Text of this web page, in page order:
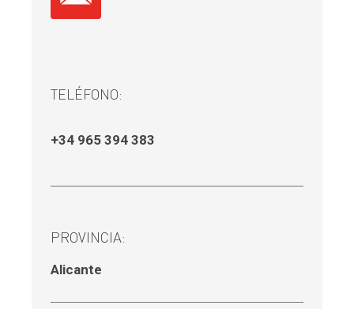
TELÉFONO:
+34 965 394 383
PROVINCIA:
Alicante